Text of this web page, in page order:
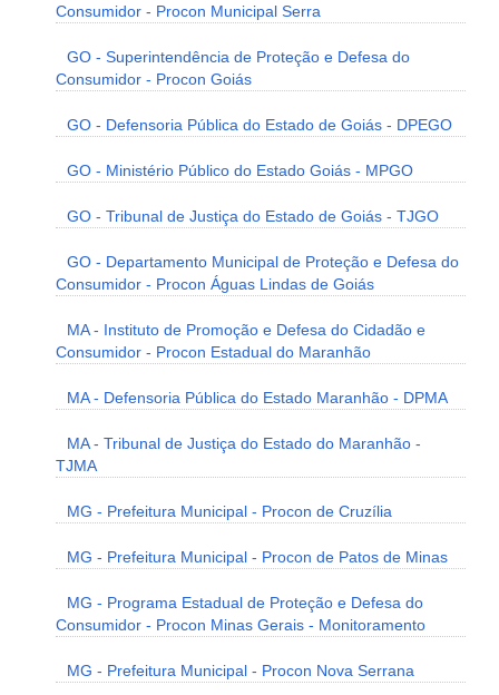
Consumidor - Procon Municipal Serra
GO - Superintendência de Proteção e Defesa do
Consumidor - Procon Goiás
GO - Defensoria Pública do Estado de Goiás - DPEGO
GO - Ministério Público do Estado Goiás - MPGO
GO - Tribunal de Justiça do Estado de Goiás - TJGO
GO - Departamento Municipal de Proteção e Defesa do
Consumidor - Procon Águas Lindas de Goiás
MA - Instituto de Promoção e Defesa do Cidadão e
Consumidor - Procon Estadual do Maranhão
MA - Defensoria Pública do Estado Maranhão - DPMA
MA - Tribunal de Justiça do Estado do Maranhão -
TJMA
MG - Prefeitura Municipal - Procon de Cruzília
MG - Prefeitura Municipal - Procon de Patos de Minas
MG - Programa Estadual de Proteção e Defesa do
Consumidor - Procon Minas Gerais - Monitoramento
MG - Prefeitura Municipal - Procon Nova Serrana